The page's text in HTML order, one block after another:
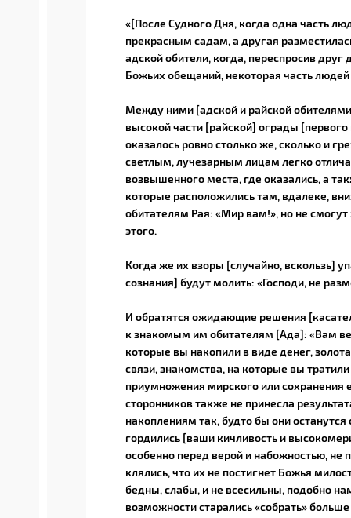
«[После Судного Дня, когда одна часть
прекрасным садам, а другая
адской обители, когда, переспросив друг
Божьих обещаний, некоторая часть
Между ними [адской и райской
высокой части [райской] ограды
оказалось ровно столько же, сколько и
светлым, лучезарным лицам легко
возвышенного места, где оказались, а
которые расположились там, вдалеке,
обитателям Рая: «Мир вам!», но не смогут
этого.
Когда же их взоры [случайно, вскользь]
сознания] будут молить: «Господи, не
И обратятся ожидающие решения
к знакомым им обитателям [Ада]: «Вам
которые вы накопили в виде денег,
связи, знакомства, на которые вы
приумножения мирского или сохранения
сторонников также не принесла
накоплениям так, будто бы они
гордились [ваши кичливость и
особенно перед верой и набожностью, не
клялись, что их не постигнет Божья
бедны, слабы, и не всесильны, подобно
возможности старались «собрать»